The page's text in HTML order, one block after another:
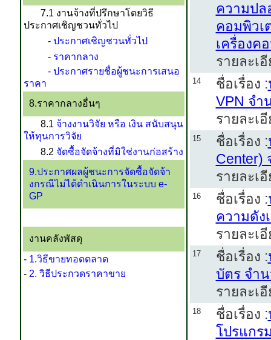
7.1 งานจ้างที่ปรึกษาโดยวิธี
ประกาศเชิญชวนทั่วไป
- ประกาศเชิญชวนทั่วไป
- ราคากลาง
- ประกาศรายชื่อผู้ชนะการเสนอ
ราคา
8.ราคากลางอื่นๆ
8.1 จ้างงานวิจัย หรือ เงิน สนับสนุน
ให้ทุนการวิจัย
8.2 จัดซื้อจัดจ้างที่มิใช่งานก่อสร้าง
9.ประกาศผลผู้ชนะการจัดซื้อจัดจ้า
งกรณีไม่ได้ดำเนินการในระบบ e-
GP
งานคลังพัสดุ
- 1.วิธีขายทอดตลาด
- 2. วิธีประกวดราคาขาย
ความปล
คอมพิวเ
เครื่องค
รายละเ
14 ชื่อเรื่อง :
VPN จำ
รายละเ
15 ชื่อเรื่อง :
Center)
รายละเ
16 ชื่อเรื่อง :
ความดัง
รายละเ
17 ชื่อเรื่อง :
บัตร จำ
รายละเ
18 ชื่อเรื่อง :
โปรแกร